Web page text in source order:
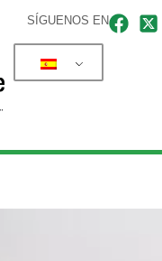
SÍGUENOS EN